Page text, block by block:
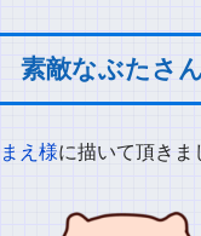
素敵なぶたさ
まえ様に描いて頂きま